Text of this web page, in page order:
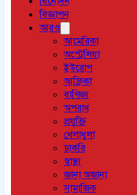
বিজ্ঞাপন
আরও
আমেরিকা
অস্ট্রেলিয়া
ইউরোপ
আফ্রিকা
বাণিজ্য
অপরাধ
প্রযুক্তি
খেলাধুলা
চাকরি
স্বাস্থ্য
জানা অজানা
সামাজিক